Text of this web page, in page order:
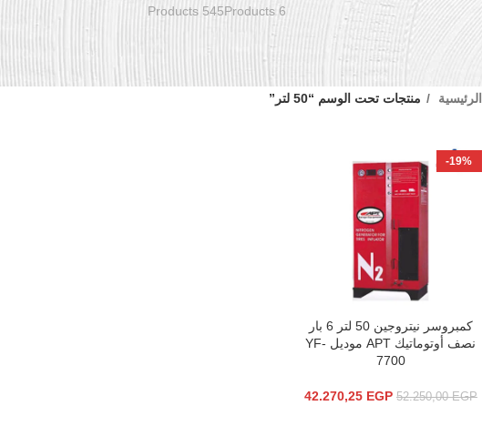
6 Products
545 Products
الرئيسية منتجات تحت الوسم “50 لتر”
-19%
إضافة إلى السلة
كمبروسر نيتروجين 50 لتر 6 بار
نصف أوتوماتيك APT موديل YF-
7700
52.250,00EGP
42.270,25 EGP